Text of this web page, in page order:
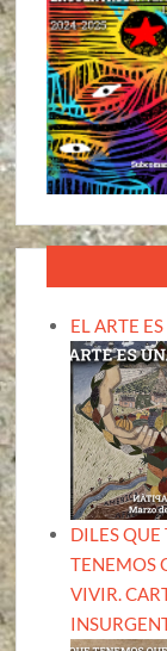
EL ARTE
DILES QUE
TENEMOS
VIVIR.